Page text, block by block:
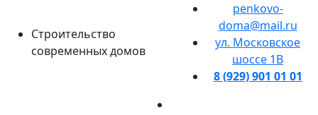
Строительство
современных домов
penkovo-
doma@mail.ru
ул. Московское
шоссе 1В
8 (929) 901 01 01